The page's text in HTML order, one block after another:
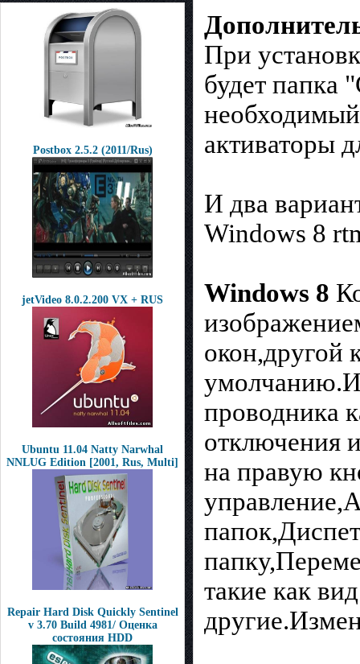
Postbox 2.5.2 (2011/Rus)
jetVideo 8.0.2.200 VX + RUS
Ubuntu 11.04 Natty Narwhal
NNLUG Edition [2001, Rus, Multi]
Repair Hard Disk Quickly Sentinel
v 3.70 Build 4981/ Оценка
состояния HDD
При
будет папка
активаторы
И два
Windows 8
Windows 8
окон,другой
умолчанию.И
проводника
отключения
на правую
такие как